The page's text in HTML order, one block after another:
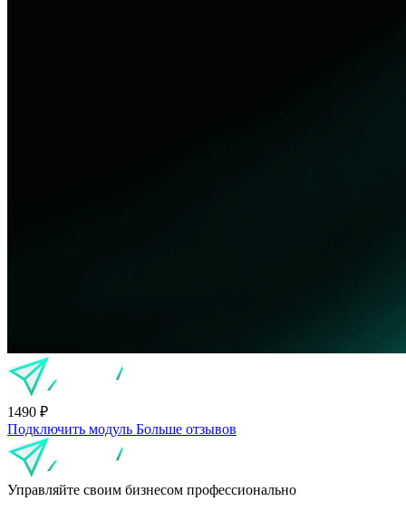
1490 ₽
Подключить модуль Больше отзывов
Управляйте своим бизнесом профессионально